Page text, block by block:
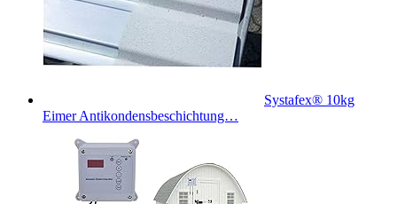
Systafex® 10kg
Eimer Antikondensbeschichtung…